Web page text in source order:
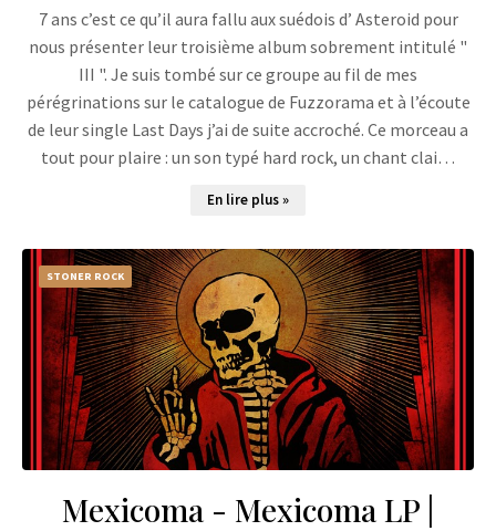
7 ans c’est ce qu’il aura fallu aux suédois d’ Asteroid pour
nous présenter leur troisième album sobrement intitulé "
III ". Je suis tombé sur ce groupe au fil de mes
pérégrinations sur le catalogue de Fuzzorama et à l’écoute
de leur single Last Days j’ai de suite accroché. Ce morceau a
tout pour plaire : un son typé hard rock, un chant clai…
En lire plus »
STONER ROCK
Mexicoma - Mexicoma LP |